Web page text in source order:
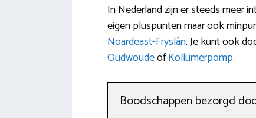
In Nederland zijn er steeds meer
eigen pluspunten maar ook
Noardeast-Fryslân. Je kunt ook
OudwoudeofKollumerpomp.
Boodschappen bezorgd